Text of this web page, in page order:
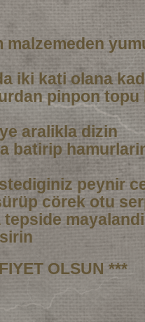
malzemeden
iki kati olana
pinpon
aralikla dizin
batirip
peynir
cörek otu
tepside
***